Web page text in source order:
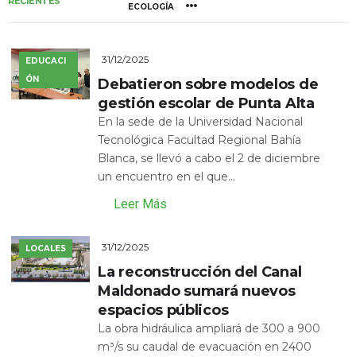
ECOLOGÍA
EDUCACI
ÓN
31/12/2025
Debatieron sobre modelos de
gestión escolar de Punta Alta
En la sede de la Universidad Nacional
Tecnológica Facultad Regional Bahía
Blanca, se llevó a cabo el 2 de diciembre
un encuentro en el que...
Leer Más
LOCALES 31/12/2025
La reconstrucción del Canal
Maldonado sumará nuevos
espacios públicos
La obra hidráulica ampliará de 300 a 900
m³/s su caudal de evacuación en 2400